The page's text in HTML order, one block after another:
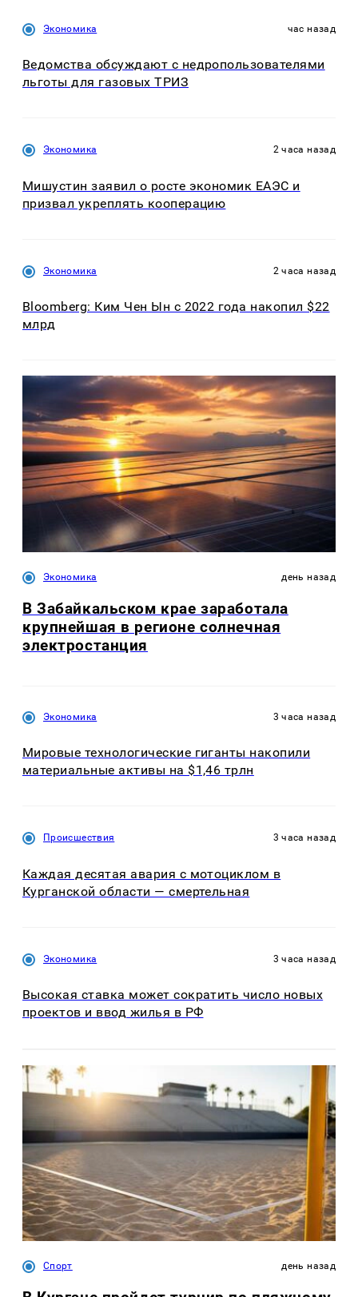
Экономика час назад
Ведомства обсуждают с недропользователями
льготы для газовых ТРИЗ
Экономика 2 часа назад
Мишустин заявил о росте экономик ЕАЭС и
призвал укреплять кооперацию
Экономика 2 часа назад
Bloomberg: Ким Чен Ын с 2022 года накопил $22
млрд
Экономика день назад
В Забайкальском крае заработала
крупнейшая в регионе солнечная
электростанция
Экономика 3 часа назад
Мировые технологические гиганты накопили
материальные активы на $1,46 трлн
Происшествия 3 часа назад
Каждая десятая авария с мотоциклом в
Курганской области — смертельная
Экономика 3 часа назад
Высокая ставка может сократить число новых
проектов и ввод жилья в РФ
Спорт день назад